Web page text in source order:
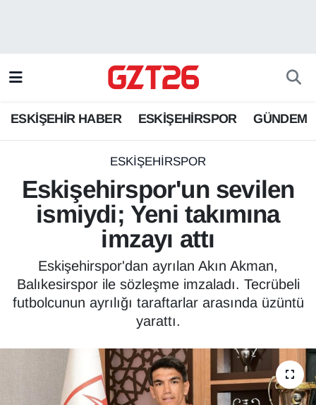
ESKİŞEHİR HABER ESKİŞEHİRSPOR GÜNDEM
ESKİŞEHİRSPOR
Eskişehirspor'un sevilen
ismiydi; Yeni takımına
imzayı attı
Eskişehirspor'dan ayrılan Akın Akman,
Balıkesirspor ile sözleşme imzaladı. Tecrübeli
futbolcunun ayrılığı taraftarlar arasında üzüntü
yarattı.
ESKİŞEHİRSPOR
GÜNDEM
Odunpazarı Trafik Yoğunluk Haritası
Süper Lig Puan Durumu ve Fikstür
Tüm Manşetler
Son Dakika Haberleri
Haber Arşivi